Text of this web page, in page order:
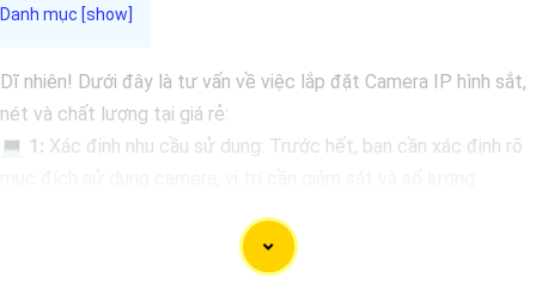
Dĩ nhiên! Dưới đây là tư vấn về việc lắp đặt Camera IP hình sắt,
nét và chất lượng tại giá rẻ:
💻 1: Xác định nhu cầu sử dụng: Trước hết, bạn cần xác định rõ
Chọn loại Camera IP chất lượng: Camera IP cung cấp hình
ảnh sắc nét và chất lượng cao. Đảm bảo chọn camera có độ